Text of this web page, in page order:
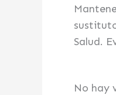
Salud.
No hay